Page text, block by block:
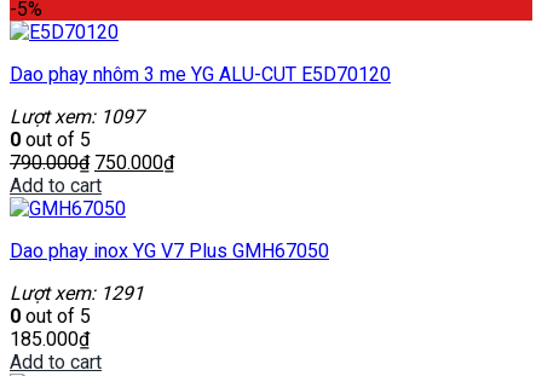
-5%
Dao phay nhôm 3 me YG ALU-CUT E5D70120
Lượt xem: 1097
0 out of 5
790.000₫ 750.000₫
Add to cart
Dao phay inox YG V7 Plus GMH67050
Lượt xem: 1291
0 out of 5
185.000₫
Add to cart